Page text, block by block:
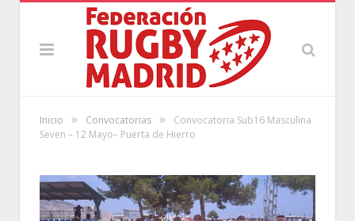
Inicio » Convocatorias »
Convocatoria Sub16 Masculina
Seven – 12 Mayo– Puerta de Hierro